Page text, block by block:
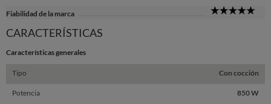
Fiabilidad de la marca
CARACTERÍSTICAS
Características generales
Tipo Con cocción
Potencia 850 W